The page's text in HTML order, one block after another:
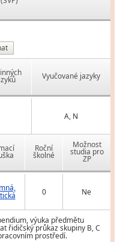
Vyučované jazyky
A, N
Roční
školné
Možnost
studia pro
ZP
0 Ne
výuka předmětu
řidičský průkaz skupiny B, C
prostředí.